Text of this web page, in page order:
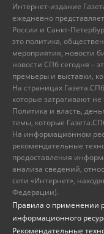
Интернет-издание
ежедневно
России и Санкт-
это политика,
мероприятия, новости
новости СПб сегодня –
премьеры и выставки,
На страницах
которые затрагивают
Политика и власть,
темы, которые
На информационном
рекомендательные
предоставления
анализа сведений,
сети «Интернет»,
Федерации).
Правила о применении
информационного
Рекомендательные